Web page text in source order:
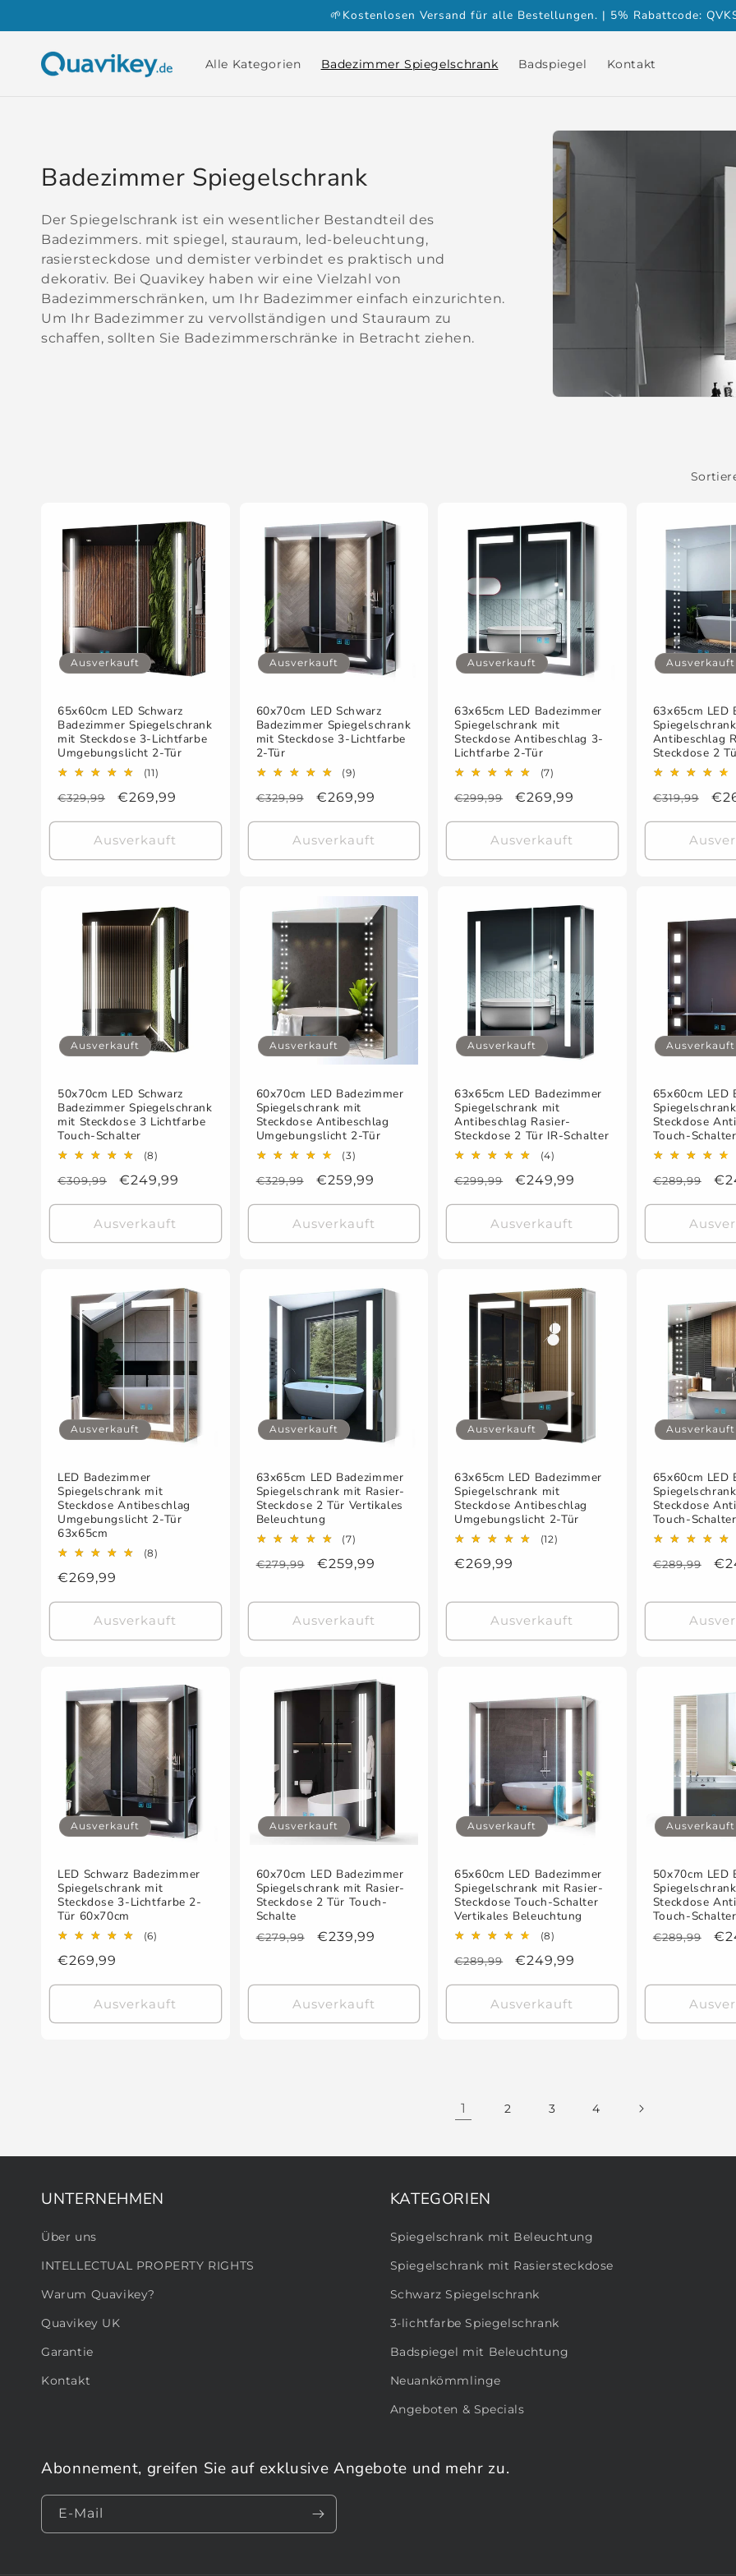
Inhalt
🌱Kostenlosen Versand für alle Bestellungen. | 5% Rabattcode:
Alle Kategorien Badezimmer Spiegelschrank Badspiegel Kontakt
K
a
t
e
g
o
Badezimmer Spiegelschrank
Der Spiegelschrank ist ein wesentlicher Bestandteil des
Badezimmers. mit spiegel, stauraum, led-beleuchtung,
rasiersteckdose und demister verbindet es praktisch und
dekorativ. Bei Quavikey haben wir eine Vielzahl von
Badezimmerschränken, um Ihr Badezimmer einfach einzurichten.
Um Ihr Badezimmer zu vervollständigen und Stauraum zu
schaffen, sollten Sie Badezimmerschränke in Betracht ziehen.
Ausverkauft
65x60cm LED Schwarz
Badezimmer Spiegelschrank
mit Steckdose 3-Lichtfarbe
Umgebungslicht 2-Tür
(11)
insgesamt
Normaler
€329,99 Verkaufspreis
€269,99
Ausverkauft
Ausverkauft
60x70cm LED Schwarz
Badezimmer Spiegelschrank
mit Steckdose 3-Lichtfarbe
2-Tür
(9)
insgesamt
Normaler
€329,99 Verkaufspreis
€269,99
Ausverkauft
Ausverkauft
63x65cm LED Badezimmer
Spiegelschrank mit
Steckdose Antibeschlag 3-
Lichtfarbe 2-Tür
(7)
insgesamt
Normaler
€299,99 Verkaufspreis
€269,99
Ausverkauft
Ausverkauft
63x65cm LED
Antibeschlag
Steckdose 2
Normaler
€319,99
Ausverkauft
50x70cm LED Schwarz
Badezimmer Spiegelschrank
mit Steckdose 3 Lichtfarbe
Touch-Schalter
(8)
insgesamt
Normaler
€309,99 Verkaufspreis
€249,99
Ausverkauft
Ausverkauft
60x70cm LED Badezimmer
Spiegelschrank mit
Steckdose Antibeschlag
Umgebungslicht 2-Tür
(3)
insgesamt
Normaler
€329,99 Verkaufspreis
€259,99
Ausverkauft
Ausverkauft
63x65cm LED Badezimmer
Spiegelschrank mit
Antibeschlag Rasier-
Steckdose 2 Tür IR-Schalter
(4)
insgesamt
Normaler
€299,99 Verkaufspreis
€249,99
Ausverkauft
Ausverkauft
65x60cm LED
Steckdose
Touch-Schalter
Normaler
€289,99
Ausverkauft
LED Badezimmer
Spiegelschrank mit
Steckdose Antibeschlag
Umgebungslicht 2-Tür
63x65cm
(8)
Normaler
€269,99
Ausverkauft
Ausverkauft
63x65cm LED Badezimmer
Spiegelschrank mit Rasier-
Steckdose 2 Tür Vertikales
Beleuchtung
(7)
insgesamt
Normaler
€279,99 Verkaufspreis
€259,99
Ausverkauft
Ausverkauft
63x65cm LED Badezimmer
Spiegelschrank mit
Steckdose Antibeschlag
Umgebungslicht 2-Tür
(12)
Normaler
€269,99
Ausverkauft
Ausverkauft
65x60cm LED
Steckdose
Touch-Schalter
Normaler
€289,99
Ausverkauft
LED Schwarz Badezimmer
Spiegelschrank mit
Steckdose 3-Lichtfarbe 2-
Tür 60x70cm
(6)
Normaler
€269,99
Ausverkauft
Ausverkauft
60x70cm LED Badezimmer
Spiegelschrank mit Rasier-
Steckdose 2 Tür Touch-
Schalte
Normaler
€279,99 Verkaufspreis
€239,99
Ausverkauft
Ausverkauft
65x60cm LED Badezimmer
Spiegelschrank mit Rasier-
Steckdose Touch-Schalter
Vertikales Beleuchtung
(8)
insgesamt
Normaler
€289,99 Verkaufspreis
€249,99
Ausverkauft
Ausverkauft
50x70cm LED
Steckdose
Touch-Schalter
Normaler
€289,99
1 2 3 4
UNTERNEHMEN
Über uns
INTELLECTUAL PROPERTY RIGHTS
Warum Quavikey?
Quavikey UK
Garantie
Kontakt
KATEGORIEN
Spiegelschrank mit Beleuchtung
Spiegelschrank mit Rasiersteckdose
Schwarz Spiegelschrank
3-lichtfarbe Spiegelschrank
Badspiegel mit Beleuchtung
Neuankömmlinge
Angeboten & Specials
Abonnement, greifen Sie auf exklusive Angebote und mehr zu.
E-Mail